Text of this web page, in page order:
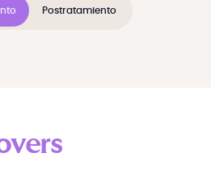
Postratamiento